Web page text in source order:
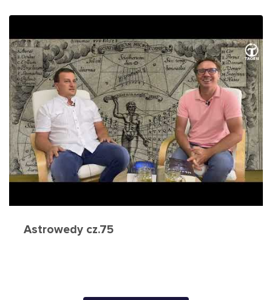
Astrowedy cz.75